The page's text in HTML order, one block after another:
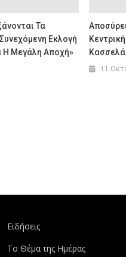
Τα
Εκλογή
Η Μεγάλη Αποχή»
11
Ειδήσεις
Το Θέμα της Ημέρας